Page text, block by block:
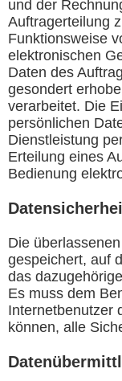
und der
Auftragerteilung
Funktionsweise
elektronischen
Daten des
gesondert
verarbeitet. Die
persönlichen
Dienstleistung
Erteilung eines
Bedienung
Die
gespeichert, auf
das
Es muss dem
Internetbenutzer
können, alle